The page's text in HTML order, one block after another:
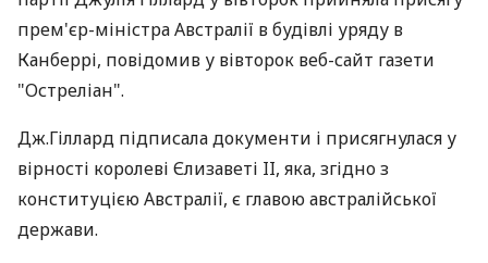
прем'єр-міністра Австралії в будівлі уряду в
Канберрі, повідомив у вівторок веб-сайт газети
"Остреліан".
Дж.Гіллард підписала документи і присягнулася у
вірності королеві Єлизаветі II, яка, згідно з
конституцією Австралії, є главою австралійської
держави.